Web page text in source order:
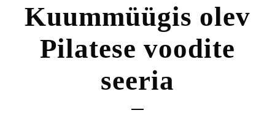
Kuummüügis olev
Pilatese voodite
seeria